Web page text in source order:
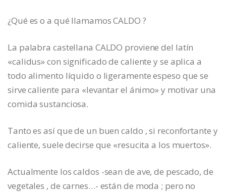
¿Qué es o a qué llamamos CALDO ?
La palabra castellana CALDO proviene del latín
«calidus» con significado de caliente y se aplica a
todo alimento líquido o ligeramente espeso que se
sirve caliente para «levantar el ánimo» y motivar una
comida sustanciosa.
Tanto es así que de un buen caldo , si reconfortante y
caliente, suele decirse que «resucita a los muertos».
Actualmente los caldos -sean de ave, de pescado, de
vegetales , de carnes…- están de moda ; pero no